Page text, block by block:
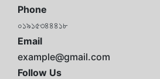
Phone
০১৯১৫৩৪৪৪১৮
Email
example@gmail.com
Follow Us